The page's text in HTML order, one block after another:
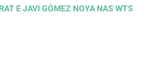
E JAVI GÓMEZ NOYA NAS WTS